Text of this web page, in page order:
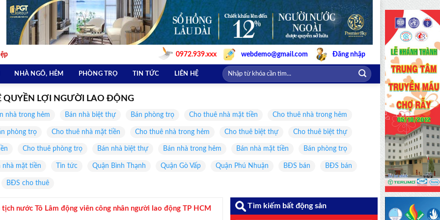
0972.939.xxx webdemo@gmail.com Đăng nhập
NHÀ NGÕ, HẺM PHÒNG TRỌ TIN TỨC LIÊN HỆ
QUYỀN LỢI NGƯỜI LAO ĐỘNG
nhà trong hẻm Bán nhà biệt thự Bán phòng trọ Cho thuê nhà mặt tiền Cho thuê nhà trong hẻm
phòng trọ Cho thuê nhà mặt tiền Cho thuê nhà trong hẻm Cho thuê biệt thự Cho thuê biệt thự
Cho thuê phòng trọ Bán nhà biệt thự Bán nhà trong hẻm Bán nhà mặt tiền Bán phòng trọ
nhà mặt tiền Tin tức Quận Bình Thạnh Quận Gò Vấp Quận Phú Nhuận BĐS bán BĐS bán
BĐS cho thuê
tịch nước Tô Lâm động viên công nhân người lao động TP HCM Tìm kiếm bất động sản